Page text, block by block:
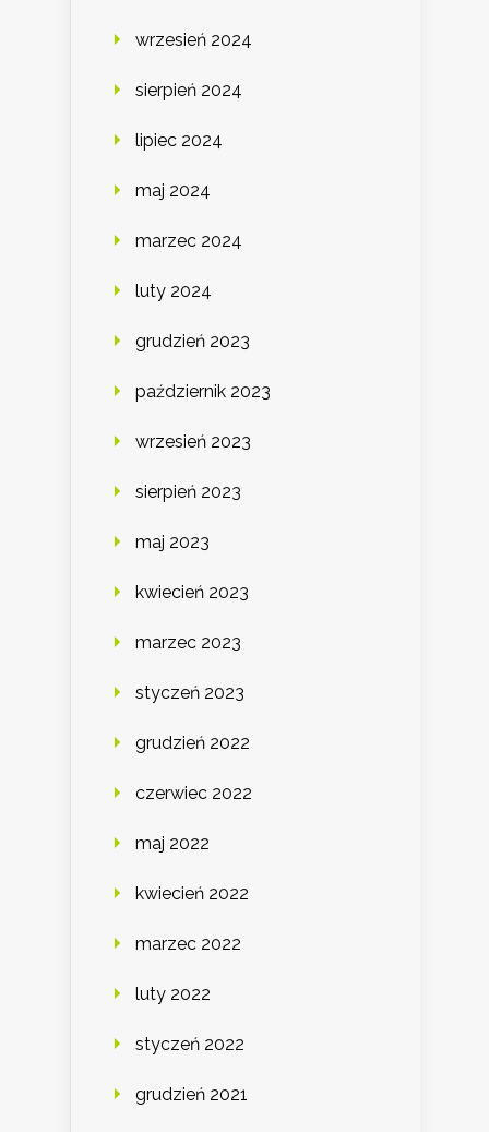
wrzesień 2024
sierpień 2024
lipiec 2024
maj 2024
marzec 2024
luty 2024
grudzień 2023
październik 2023
wrzesień 2023
sierpień 2023
maj 2023
kwiecień 2023
marzec 2023
styczeń 2023
grudzień 2022
czerwiec 2022
maj 2022
kwiecień 2022
marzec 2022
luty 2022
styczeń 2022
grudzień 2021